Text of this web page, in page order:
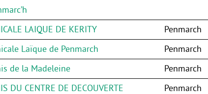
LAIQUE DE KERITY Penmarch
Laïque de Penmarch
Penmarch
de la Madeleine
Penmarch
DU CENTRE DE DECOUVERTE
Penmarch